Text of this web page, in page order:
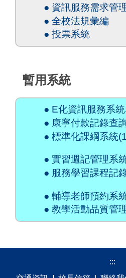
● 資訊服務需求管
● 全校法規彙編
● 投票系統
暫用系統
● E化資訊服務系
● 康寧付款記錄查
● 標準化課綱系統
● 實習週記管理系
● 服務學習課程記
● 輔導老師預約系
● 教學活動品質管
:::